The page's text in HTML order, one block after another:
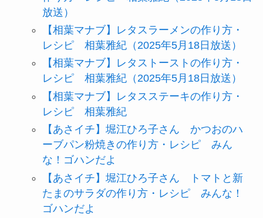
放送）
【相葉マナブ】レタスラーメンの作り方・
レシピ 相葉雅紀（2025年5月18日放送）
【相葉マナブ】レタストーストの作り方・
レシピ 相葉雅紀（2025年5月18日放送）
【相葉マナブ】レタスステーキの作り方・
レシピ 相葉雅紀
【あさイチ】堀江ひろ子さん かつおのハ
ーブパン粉焼きの作り方・レシピ みん
な！ゴハンだよ
【あさイチ】堀江ひろ子さん トマトと新
たまのサラダの作り方・レシピ みんな！
ゴハンだよ